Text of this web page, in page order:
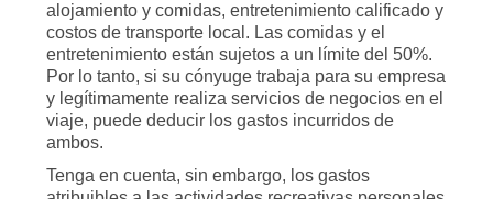
alojamiento y comidas, entretenimiento calificado y
costos de transporte local. Las comidas y el
entretenimiento están sujetos a un límite del 50%.
Por lo tanto, si su cónyuge trabaja para su empresa
y legítimamente realiza servicios de negocios en el
viaje, puede deducir los gastos incurridos de
ambos.
Tenga en cuenta, sin embargo, los gastos